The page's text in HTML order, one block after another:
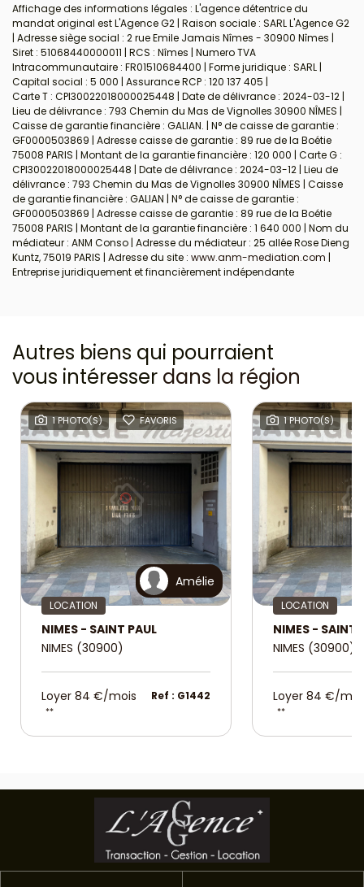
Affichage des informations légales : L'agence détentrice du
mandat original est L'Agence G2 | Raison sociale : SARL L'Agence G2
| Adresse siège social : 2 rue Emile Jamais Nîmes - 30900 Nîmes |
Siret : 51068440000011 | RCS : Nîmes | Numero TVA
Intracommunautaire : FR01510684400 | Forme juridique : SARL |
Capital social : 5 000 | Assurance RCP : 120 137 405 |
Carte T : CPI30022018000025448 | Date de délivrance : 2024-03-12 |
Lieu de délivrance : 793 Chemin du Mas de Vignolles 30900 NÎMES |
Caisse de garantie financière : GALIAN. | N° de caisse de garantie :
GF0000503869 | Adresse caisse de garantie : 89 rue de la Boétie
75008 PARIS | Montant de la garantie financière : 120 000 | Carte G :
CPI30022018000025448 | Date de délivrance : 2024-03-12 | Lieu de
délivrance : 793 Chemin du Mas de Vignolles 30900 NÎMES | Caisse
de garantie financière : GALIAN | N° de caisse de garantie :
GF0000503869 | Adresse caisse de garantie : 89 rue de la Boétie
75008 PARIS | Montant de la garantie financière : 1 640 000 | Nom du
médiateur : ANM Conso | Adresse du médiateur : 25 allée Rose Dieng
Kuntz, 75019 PARIS | Adresse du site : www.anm-mediation.com |
Entreprise juridiquement et financièrement indépendante
Autres biens qui pourraient
vous intéresser dans la région
1 PHOTO(S) FAVORIS
Amélie
LOCATION
NIMES - SAINT PAUL
NIMES (30900)
Loyer 84 €/mois
**
Ref : G1442
1 PHOTO(S)
LOCATION
NIMES - SAINT
NIMES (30900)
Loyer 84 €/
**